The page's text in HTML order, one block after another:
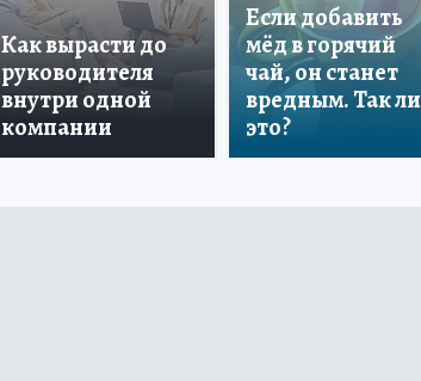
Как вырасти до
руководителя
внутри одной
компании
Если добавить
мёд в горячий
чай, он станет
вредным. Так ли
это?